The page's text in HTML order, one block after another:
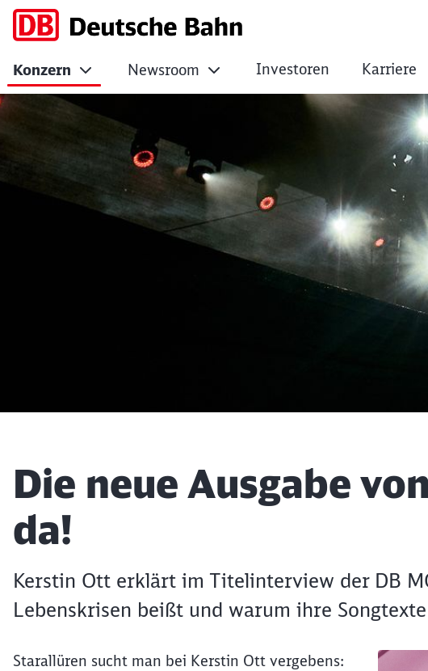
Die neue Ausgabe von
Konzern Newsroom Investoren Karriere
Artikel:
Die neue Ausgabe
da!
Kerstin Ott erklärt im Titelinterview der DB
Lebenskrisen beißt und warum ihre
Starallüren sucht man bei Kerstin Ott vergebens: